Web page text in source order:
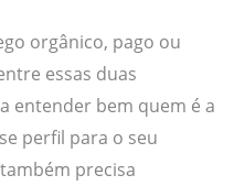
orgânico, pago ou
essas duas
entender bem quem é a
perfil para o seu
precisa